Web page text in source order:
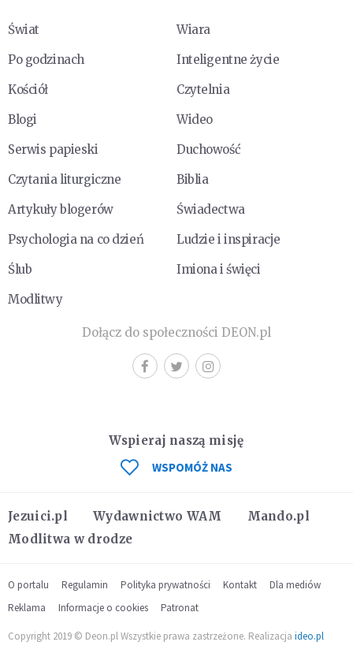
Świat
Wiara
Po godzinach
Inteligentne życie
Kościół
Czytelnia
Blogi
Wideo
Serwis papieski
Duchowość
Czytania liturgiczne
Biblia
Artykuły blogerów
Świadectwa
Psychologia na co dzień
Ludzie i inspiracje
Ślub
Imiona i święci
Modlitwy
Dołącz do społeczności DEON.pl
Jezuici.pl Wydawnictwo WAM
Mando.pl
Modlitwa w drodze
Wspieraj naszą misję
WSPOMÓŻ NAS
O portalu Regulamin Polityka prywatności Kontakt
Dla mediów
Reklama
Informacje o cookies Patronat
Copyright 2019 © Deon.pl Wszystkie prawa zastrzeżone. Realizacja ideo.pl